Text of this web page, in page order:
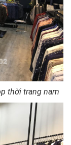
thời trang nam